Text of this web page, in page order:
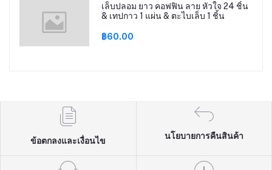
เล็บปลอม ยาว คอฟฟิน ลาย หัวใจ 24 ชิ้น
& เทปกาว 1 แผ่น & ตะไบเล็บ 1 ชิ้น
฿60.00
ข้อตกลงและเงื่อนไข
นโยบายการคืนสินค้า